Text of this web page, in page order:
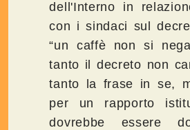
dell'Interno in
con i sindaci sul
“un caffè non si
tanto il decreto non
tanto la frase in se,
per un rapporto
dovrebbe essere